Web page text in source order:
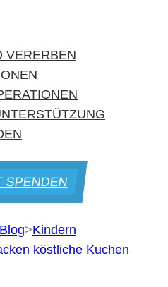
VERERBEN
SPENDEN
Blog>Kindern
köstliche Kuchen